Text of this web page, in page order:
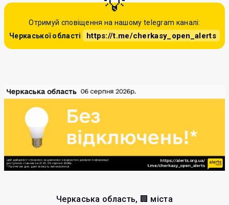
Отримуй сповіщення на нашому telegram каналі:
Черкаської області
https://t.me/cherkasy_open_alerts
Черкаська область, 🏢 міста